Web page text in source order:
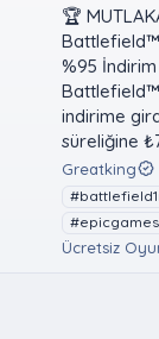
🏆
Battlefield™
%95
Battlefield™
indirime
süreliğine
Greatking
Ücretsiz